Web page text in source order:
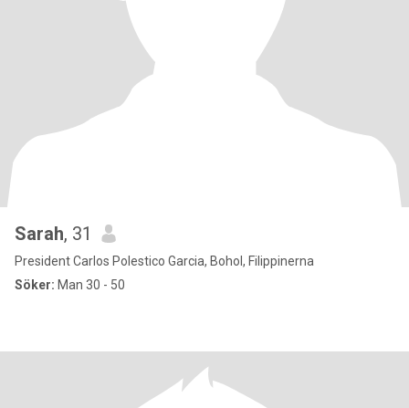
Sarah, 31
President Carlos Polestico Garcia, Bohol, Filippinerna
Söker: Man 30 - 50